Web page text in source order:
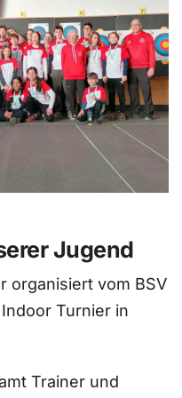
Jugend
organisiert vom BSV
Turnier in
Trainer und